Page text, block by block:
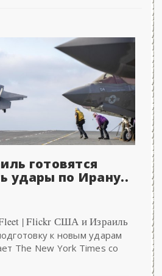
готовятся
удары по Ирану..
| Flickr США и Израиль
к новым ударам
The New York Times со